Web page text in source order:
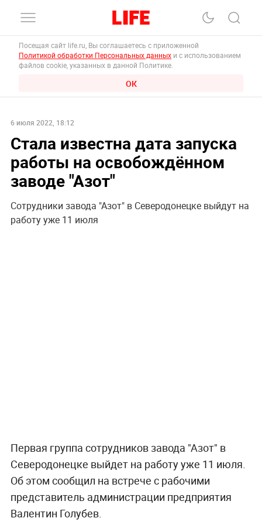
Посещая сайт life.ru, Вы соглашаетесь с приложенной
Политикой обработки Персональных данных и с использованием
файлов cookie, указанных в данной Политике.
ОК
6 июля 2022, 18:12
Стала известна дата запуска
работы на освобождённом
заводе "Азот"
Сотрудники завода "Азот" в Северодонецке выйдут на
работу уже 11 июля
Первая группа сотрудников завода "Азот" в
Северодонецке выйдет на работу уже 11 июля.
Об этом сообщил на встрече с рабочими
представитель администрации предприятия
Валентин Голубев.